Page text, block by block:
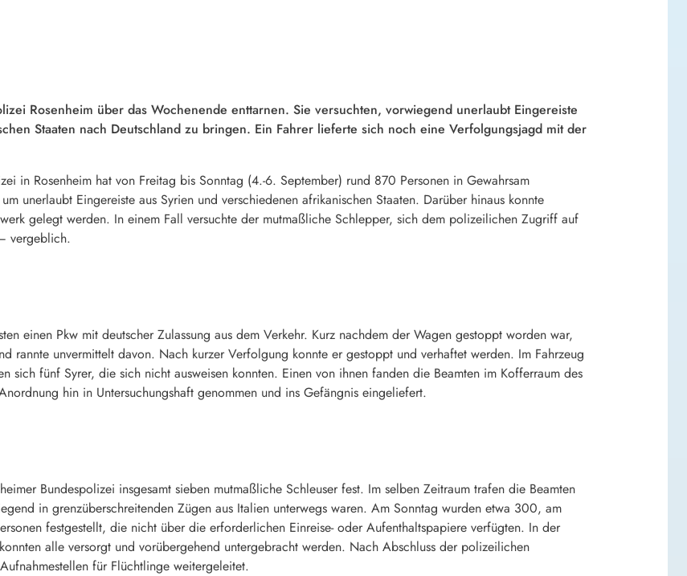
Rosenheim über das Wochenende enttarnen. Sie versuchten, vorwiegend unerlaubt Eingereiste
Staaten nach Deutschland zu bringen. Ein Fahrer lieferte sich noch eine Verfolgungsjagd mit der
in Rosenheim hat von Freitag bis Sonntag (4.-6. September) rund 870 Personen in Gewahrsam
unerlaubt Eingereiste aus Syrien und verschiedenen afrikanischen Staaten. Darüber hinaus konnte
gelegt werden. In einem Fall versuchte der mutmaßliche Schlepper, sich dem polizeilichen Zugriff auf
vergeblich.
einen Pkw mit deutscher Zulassung aus dem Verkehr. Kurz nachdem der Wagen gestoppt worden war,
rannte unvermittelt davon. Nach kurzer Verfolgung konnte er gestoppt und verhaftet werden. Im Fahrzeug
sich fünf Syrer, die sich nicht ausweisen konnten. Einen von ihnen fanden die Beamten im Kofferraum des
hin in Untersuchungshaft genommen und ins Gefängnis eingeliefert.
Bundespolizei insgesamt sieben mutmaßliche Schleuser fest. Im selben Zeitraum trafen die Beamten
in grenzüberschreitenden Zügen aus Italien unterwegs waren. Am Sonntag wurden etwa 300, am
festgestellt, die nicht über die erforderlichen Einreise- oder Aufenthaltspapiere verfügten. In der
alle versorgt und vorübergehend untergebracht werden. Nach Abschluss der polizeilichen
für Flüchtlinge weitergeleitet.